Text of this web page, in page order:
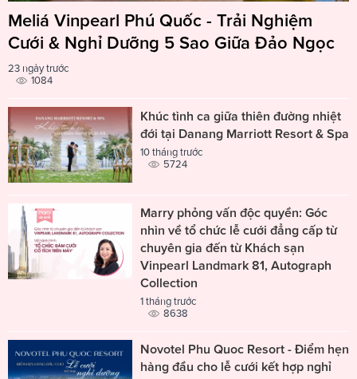
Meliá Vinpearl Phú Quốc - Trải Nghiệm
Cưới & Nghỉ Dưỡng 5 Sao Giữa Đảo Ngọc
23 ngày trước
1084
Khúc tình ca giữa thiên đường nhiệt
đới tại Danang Marriott Resort & Spa
10 tháng trước
5724
Marry phỏng vấn độc quyền: Góc
nhìn về tổ chức lễ cưới đẳng cấp từ
chuyên gia đến từ Khách sạn
Vinpearl Landmark 81, Autograph
Collection
1 tháng trước
8638
Novotel Phu Quoc Resort - Điểm hẹn
hàng đầu cho lễ cưới kết hợp nghỉ